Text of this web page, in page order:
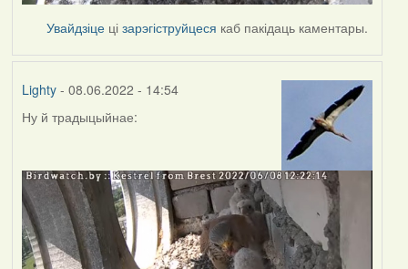
Увайдзіце цізарэгіструйцеся каб пакідаць каментары.
Lighty- 08.06.2022 - 14:54
Ну й традыцыйнае: